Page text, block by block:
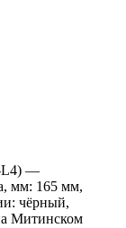
L4) —
мм: 165 мм,
чёрный,
Митинском